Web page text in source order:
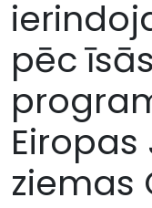
pēc īsās
ziemas